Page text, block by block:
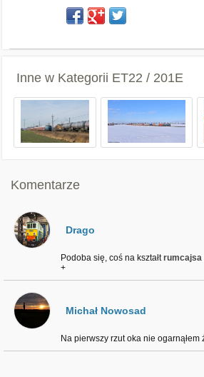
Inne w Kategorii ET22 / 201E
Komentarze
Drago
Podoba się, coś na kształtrumcajsa
+
Michał Nowosad
Na pierwszy rzut oka nie